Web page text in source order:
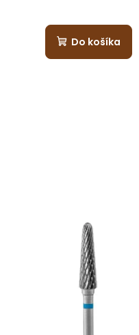
Do košíka